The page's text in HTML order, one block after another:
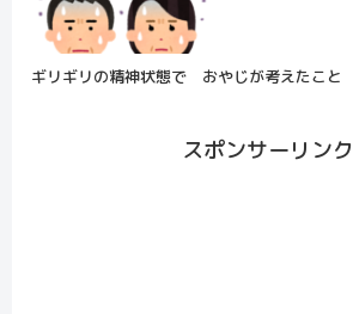
ギリギリの精神状態で おやじが考えたこと
スポンサーリンク